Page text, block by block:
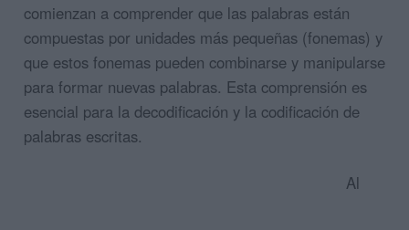
comienzan a comprender que las palabras están
compuestas por unidades más pequeñas (fonemas) y
que estos fonemas pueden combinarse y manipularse
para formar nuevas palabras. Esta comprensión es
esencial para la decodificación y la codificación de
palabras escritas.
Al